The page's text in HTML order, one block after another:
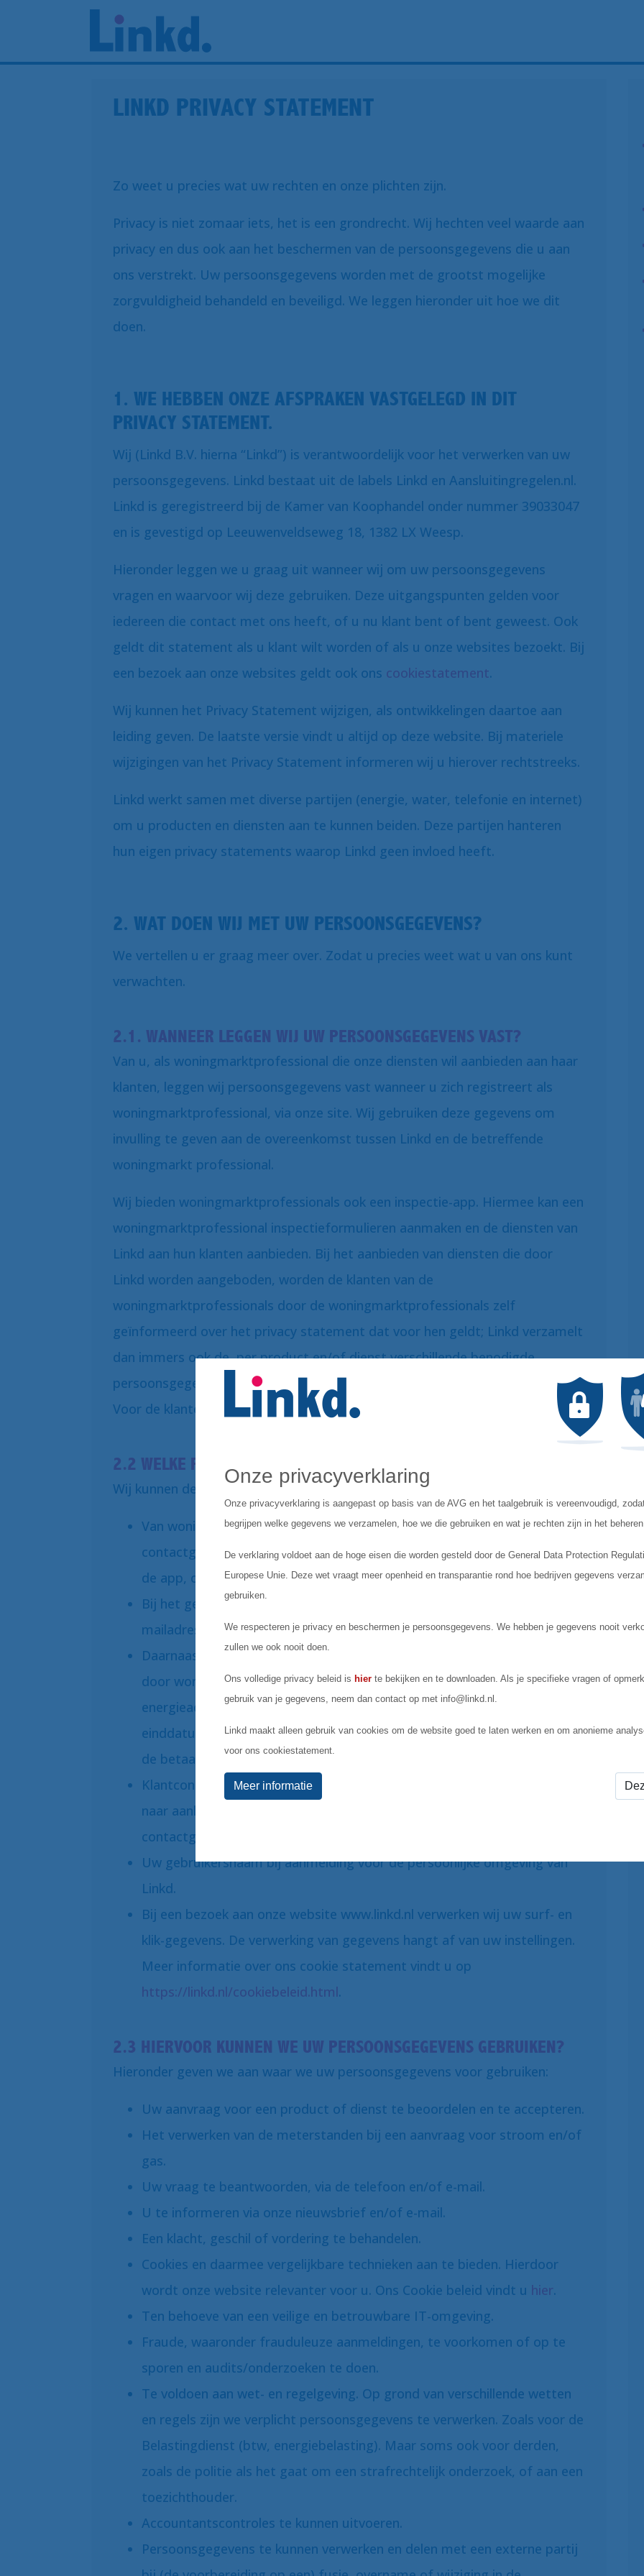
LINKD PRIVACY STATEMENT
Zo weet u precies wat uw rechten en onze plichten zijn.
Privacy is niet zomaar iets, het is een grondrecht. Wij hechten veel waarde aan
privacy en dus ook aan het beschermen van de persoonsgegevens die u aan
ons verstrekt. Uw persoonsgegevens worden met de grootst mogelijke
zorgvuldigheid behandeld en beveiligd. We leggen hieronder uit hoe we dit
doen.
1. WE HEBBEN ONZE AFSPRAKEN VASTGELEGD IN DIT
PRIVACY STATEMENT.
Wij (Linkd B.V. hierna “Linkd”) is verantwoordelijk voor het verwerken van uw
persoonsgegevens. Linkd bestaat uit de labels Linkd en Aansluitingregelen.nl.
Linkd is geregistreerd bij de Kamer van Koophandel onder nummer 39033047
en is gevestigd op Leeuwenveldseweg 18, 1382 LX Weesp.
Hieronder leggen we u graag uit wanneer wij om uw persoonsgegevens
vragen en waarvoor wij deze gebruiken. Deze uitgangspunten gelden voor
iedereen die contact met ons heeft, of u nu klant bent of bent geweest. Ook
geldt dit statement als u klant wilt worden of als u onze websites bezoekt. Bij
een bezoek aan onze websites geldt ook ons cookiestatement.
Wij kunnen het Privacy Statement wijzigen, als ontwikkelingen daartoe aan
leiding geven. De laatste versie vindt u altijd op deze website. Bij materiele
wijzigingen van het Privacy Statement informeren wij u hierover rechtstreeks.
Linkd werkt samen met diverse partijen (energie, water, telefonie en internet)
om u producten en diensten aan te kunnen beiden. Deze partijen hanteren
hun eigen privacy statements waarop Linkd geen invloed heeft.
2. WAT DOEN WIJ MET UW PERSOONSGEGEVENS?
We vertellen u er graag meer over. Zodat u precies weet wat u van ons kunt
verwachten.
2.1. WANNEER LEGGEN WIJ UW PERSOONSGEGEVENS VAST?
Van u, als woningmarktprofessional die onze diensten wil aanbieden aan haar
klanten, leggen wij persoonsgegevens vast wanneer u zich registreert als
woningmarktprofessional, via onze site. Wij gebruiken deze gegevens om
invulling te geven aan de overeenkomst tussen Linkd en de betreffende
woningmarkt professional.
Wij bieden woningmarktprofessionals ook een inspectie-app. Hiermee kan een
woningmarktprofessional inspectieformulieren aanmaken en de diensten van
Linkd aan hun klanten aanbieden. Bij het aanbieden van diensten die door
Linkd worden aangeboden, worden de klanten van de
woningmarktprofessionals door de woningmarktprofessionals zelf
geïnformeerd over het privacy statement dat voor hen geldt; Linkd verzamelt
dan immers ook de, per product en/of dienst verschillende benodigde,
persoonsgegevens van deze klant voor het verwerken van de aanvraag daar.
Voor de klanten geldt het privacy statement van aansluitingregelen.nl
2.2 WELKE PERSOONSGEGEVENS LEGGEN WIJ VAST?
Wij kunnen de volgende persoonsgegevens van u verwerken:
Van woningmarktprofessionals verzamelen wij zakelijke
contactgegevens, adresgegevens, ibannummer, gebruiksgegevens van
de app, contact- en meterstanden van energie en water.
Bij het gebruik van onze inspectie- app verwerken wij naam en e-
mailadres.
Daarnaast verwerken we de volgende contractgegevens van klanten die
door woningmarktprofessionals worden aangebracht of voor wie een
energieadvies wordt aangevraagd. Maar ook informatie over begin- en
einddatum van uw contract en bij energie en water de meterstanden en
de betaalwijze.
Klantcontact tussen de woningmarktprofessional en Linkd: gegevens
naar aanleiding van het contact, zoals terugbelverzoek, wijziging
contactgegevens of een klacht.
Uw gebruikersnaam bij aanmelding voor de persoonlijke omgeving van
Linkd.
Bij een bezoek aan onze website www.linkd.nl verwerken wij uw surf- en
klik-gegevens. De verwerking van gegevens hangt af van uw instellingen.
Meer informatie over ons cookie statement vindt u op
https://linkd.nl/cookiebeleid.html.
2.3 HIERVOOR KUNNEN WE UW PERSOONSGEGEVENS GEBRUIKEN?
Hieronder geven we aan waar we uw persoonsgegevens voor gebruiken:
Uw aanvraag voor een product of dienst te beoordelen en te accepteren.
Het verwerken van de meterstanden bij een aanvraag voor stroom en/of
gas.
Uw vraag te beantwoorden, via de telefoon en/of e-mail.
U te informeren via onze nieuwsbrief en/of e-mail.
Een klacht, geschil of vordering te behandelen.
Cookies en daarmee vergelijkbare technieken aan te bieden. Hierdoor
wordt onze website relevanter voor u. Ons Cookie beleid vindt u hier.
Ten behoeve van een veilige en betrouwbare IT-omgeving.
Fraude, waaronder frauduleuze aanmeldingen, te voorkomen of op te
sporen en audits/onderzoeken te doen.
Te voldoen aan wet- en regelgeving. Op grond van verschillende wetten
en regels zijn we verplicht persoonsgegevens te verwerken. Zoals voor de
Belastingdienst (btw, energiebelasting). Maar soms ook voor derden,
zoals de politie als het gaat om een strafrechtelijk onderzoek, of aan een
toezichthouder.
Accountantscontroles te kunnen uitvoeren.
Persoonsgegevens te kunnen verwerken en delen met een externe partij